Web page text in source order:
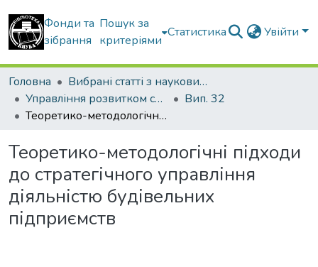
Фонди та
зібрання
Пошук за
критеріями
Статистика Увійти
Головна
Вибрані статті з наукових збірників КНУБА
Управління розвитком складних систем
Вип. 32
Теоретико-методологічні підходи до стратегічного управління діяльністю будівельних підприємств
Теоретико-методологічні підходи
до стратегічного управління
діяльністю будівельних
підприємств